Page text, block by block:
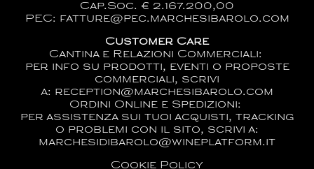
Cap.Soc. € 2.167.200,00
PEC: fatture@pec.marchesibarolo.com
Customer Care
Cantina e Relazioni Commerciali:
per info su prodotti, eventi o proposte
commerciali, scrivi
a: reception@marchesibarolo.com
Ordini Online e Spedizioni:
per assistenza sui tuoi acquisti, tracking
o problemi con il sito, scrivi a:
marchesidibarolo@wineplatform.it
Cookie Policy